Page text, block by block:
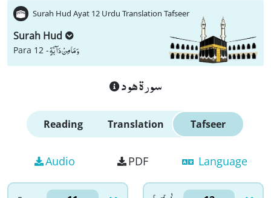
Surah Hud Ayat 12 Urdu Translation Tafseer
Surah Hud
Para 12 -وَ مَا مِنْ دَآبَّةٍ
سورة هود
Reading Translation Tafseer
Audio PDF Language